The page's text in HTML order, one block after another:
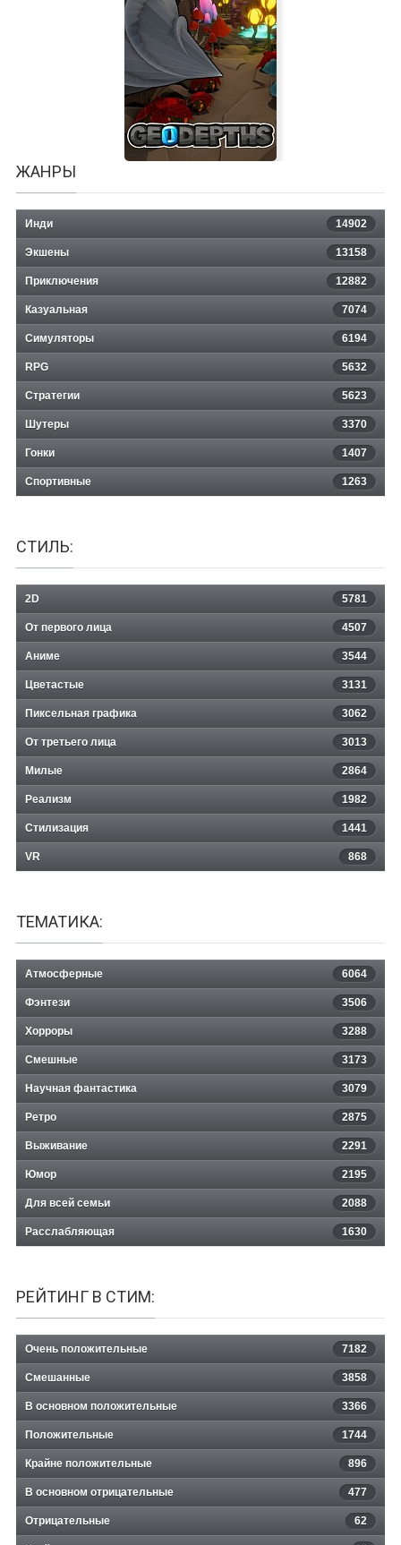
KaraDedeler 1989
ЖАНРЫ
Инди 14902
Экшены 13158
Приключения 12882
Казуальная 7074
Симуляторы 6194
RPG 5632
Стратегии 5623
Шутеры 3370
Гонки 1407
Спортивные 1263
СТИЛЬ:
2D 5781
От первого лица 4507
Аниме 3544
Цветастые 3131
Пиксельная графика 3062
От третьего лица 3013
Милые 2864
Реализм 1982
Стилизация 1441
VR 868
ТЕМАТИКА:
Атмосферные 6064
Фэнтези 3506
Хорроры 3288
Смешные 3173
Научная фантастика 3079
Ретро 2875
Выживание 2291
Юмор 2195
Для всей семьи 2088
Расслабляющая 1630
РЕЙТИНГ В СТИМ:
Очень положительные 7182
Смешанные 3858
В основном положительные 3366
Положительные 1744
Крайне положительные 896
В основном отрицательные 477
Отрицательные 62